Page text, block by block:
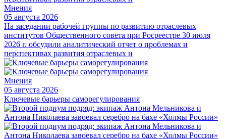
Мнения
05 августа 2026
На заседании рабочей группы по развитию отраслевых
институтов Общественного совета при Росреестре 30 июля
2026 г. обсудили аналитический отчет о проблемах и
перспективах развития отраслевых и
Мнения
05 августа 2026
Ключевые барьеры саморегулирования